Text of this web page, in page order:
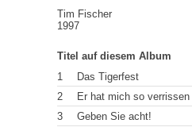
Tim Fischer
1997
Titel auf diesem Album
1
Das Tigerfest
2
Er hat mich so verrissen
3
Geben Sie acht!